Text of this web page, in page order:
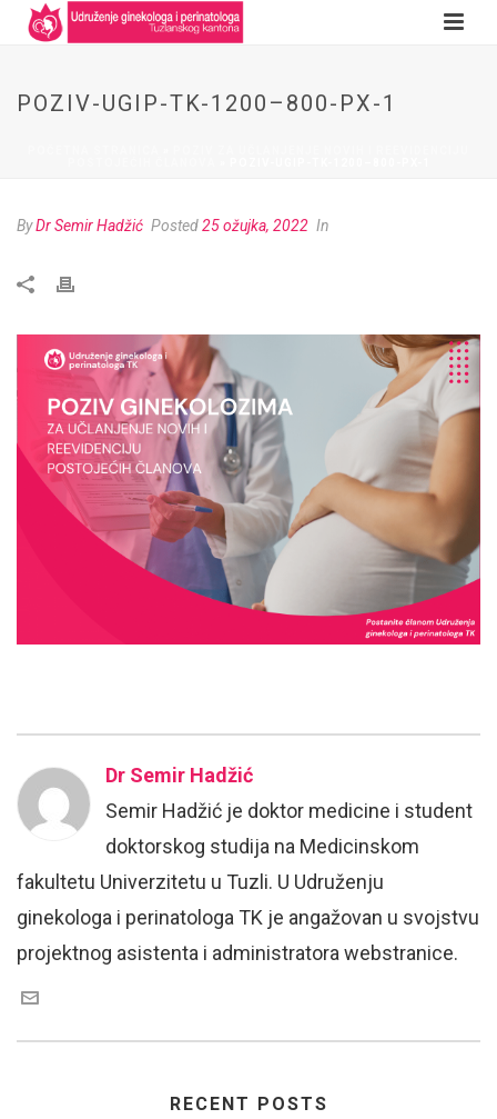
POZIV-UGIP-TK-1200–800-PX-1
ByDr Semir Hadžić Posted25 ožujka, 2022 In
Dr Semir Hadžić
Semir Hadžić je doktor medicine i student
doktorskog studija na Medicinskom
fakultetu Univerzitetu u Tuzli. U Udruženju
ginekologa i perinatologa TK je angažovan u svojstvu
projektnog asistenta i administratora webstranice.
RECENT POSTS